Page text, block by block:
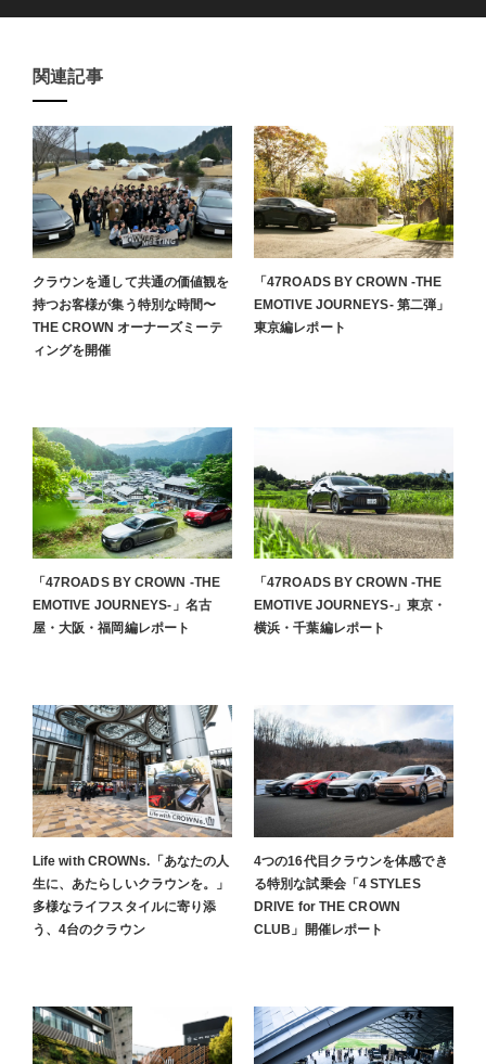
関連記事
クラウンを通して共通の価値観を
持つお客様が集う特別な時間〜
THE CROWN オーナーズミーテ
ィングを開催
「47ROADS BY CROWN -THE
EMOTIVE JOURNEYS- 第二弾」
東京編レポート
「47ROADS BY CROWN -THE
EMOTIVE JOURNEYS-」名古
屋・大阪・福岡編レポート
「47ROADS BY CROWN -THE
EMOTIVE JOURNEYS-」東京・
横浜・千葉編レポート
Life with CROWNs.「あなたの人
生に、あたらしいクラウンを。」
多様なライフスタイルに寄り添
う、4台のクラウン
4つの16代目クラウンを体感でき
る特別な試乗会「4 STYLES
DRIVE for THE CROWN
CLUB」開催レポート